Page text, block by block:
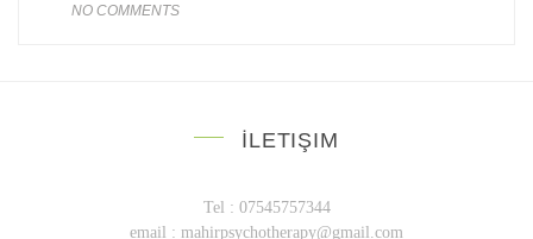
NO COMMENTS
İLETIŞIM
Tel : 07545757344
email : mahirpsychotherapy@gmail.com